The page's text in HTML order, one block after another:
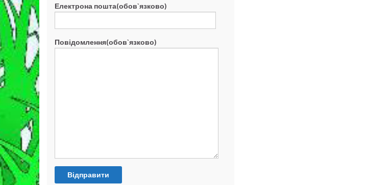
Електрона пошта(обов`язково)
Повідомлення(обов`язково)